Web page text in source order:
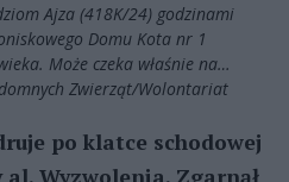
Ajza (418K/24) godzinami
Domu Kota nr 1
Może czeka właśnie na…
Zwierząt/Wolontariat
po klatce schodowej
Wyzwolenia. Zgarnął